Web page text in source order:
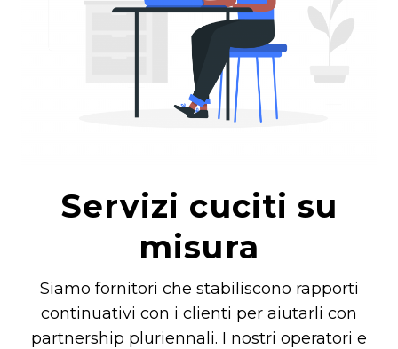
Servizi cuciti su
misura
Siamo fornitori che stabiliscono rapporti
continuativi con i clienti per aiutarli con
partnership pluriennali. I nostri operatori e